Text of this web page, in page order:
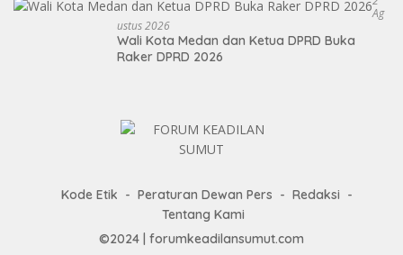
Ag
Ustus 2026
Wali Kota Medan dan Ketua DPRD Buka
Raker DPRD 2026
Kode Etik Peraturan Dewan Pers
Redaksi
Tentang Kami
©2024 | forumkeadilansumut.com